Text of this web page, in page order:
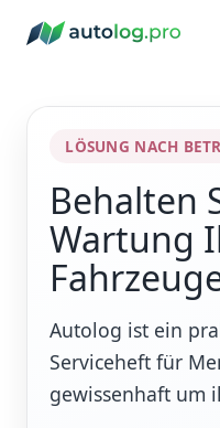
LÖSUNG NACH
Behalten
Wartung
Autolog ist ein
Serviceheft für
gewissenhaft um